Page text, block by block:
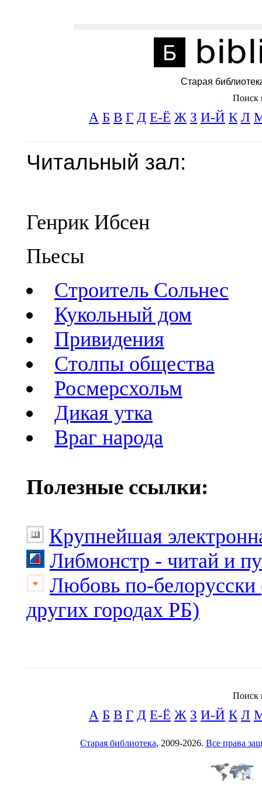
Старая
Поиск
А Б В Г Д Е-Ё Ж З И-Й К Л
Читальный зал:
Генрик Ибсен
Пьесы
Строитель Сольнес
Кукольный дом
Привидения
Cтолпы общества
Росмерcхольм
Дикая утка
Враг народа
Полезные ссылки:
Крупнейшая
Либмонстр - читай и
Любовь по-белорусски
других городах РБ)
Поиск
А Б В Г Д Е-Ё Ж З И-Й К Л
Старая библиотека, 2009-2026. Все права